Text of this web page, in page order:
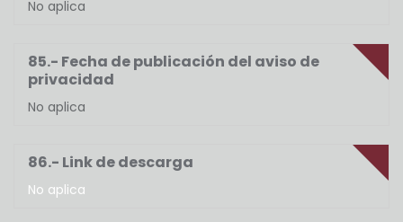
No aplica
85.- Fecha de publicación del aviso de
privacidad
No aplica
86.- Link de descarga
No aplica